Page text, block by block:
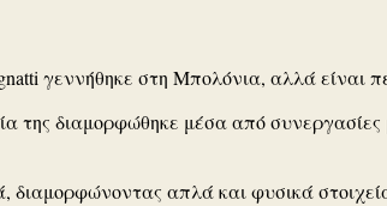
γεννήθηκε στη Μπολόνια, αλλά είναι
διαμορφώθηκε μέσα από συνεργασίες
απλά και φυσικά